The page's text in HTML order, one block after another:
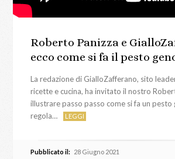
Roberto Panizza e
ecco come si fa il pesto
La redazione di GialloZafferano, sito
ricette e cucina, ha invitato il nostro
illustrare passo passo come si fa un pesto
regola…
LEGGI
Pubblicato il: 28 Giugno 2021